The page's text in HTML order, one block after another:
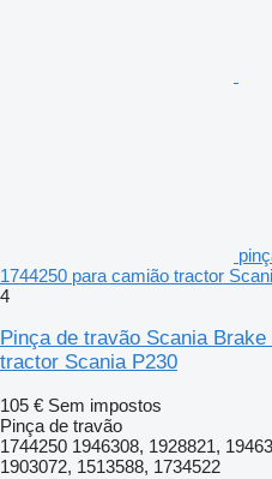
1744250 para camião tractor
4
Pinça de travão Scania
tractor Scania P230
105 € Sem impostos
Pinça de travão
1744250 1946308, 1928821,
1903072, 1513588, 1734522